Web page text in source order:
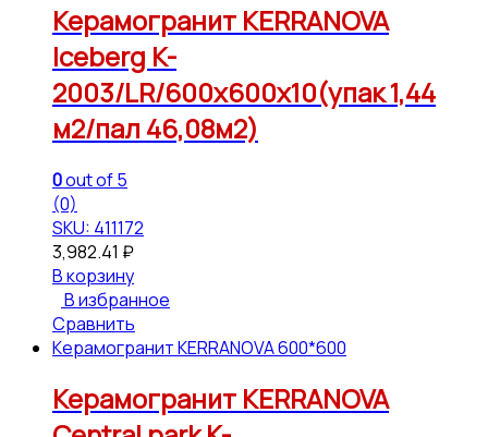
Керамогранит KERRANOVA
Iceberg K-
2003/LR/600x600x10(упак 1,44
м2/пал 46,08м2)
0out of 5
(0)
SKU: 411172
3,982.41 ₽
В корзину
В избранное
Сравнить
Керамогранит KERRANOVA 600*600
Керамогранит KERRANOVA